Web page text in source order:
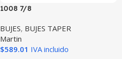
1008 7/8
BUJES, BUJES TAPER
Martin
$589.01 IVA incluido